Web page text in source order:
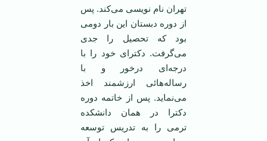
تهران نام نویسی می‌کند. پس
از دوره دبستان این بار دومی
‌بود که تحصیل را جدی
می‌گرفت. دکترای خود را با
درجه‌ای درخور و با
رساله‌هائی ارزشمند اخذ
می‌نماید. پس از خاتمه دوره
دکترا در همان دانشکده
ترمی ‌را به تدریس توسعه